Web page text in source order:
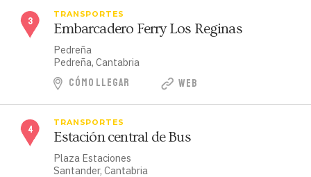
TRANSPORTES
Embarcadero Ferry Los Reginas
Pedreña
Pedreña, Cantabria
CÓMO LLEGAR
WEB
TRANSPORTES
Estación central de Bus
Plaza Estaciones
Santander, Cantabria